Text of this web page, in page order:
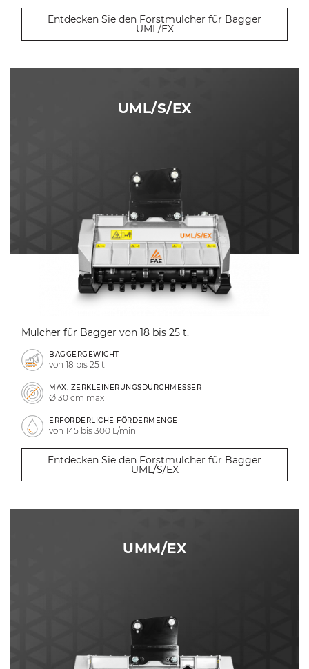
Entdecken Sie den Forstmulcher für Bagger
UML/EX
UML/S/EX
Mulcher für Bagger von 18 bis 25 t.
BAGGERGEWICHT
von 18 bis 25 t
MAX. ZERKLEINERUNGSDURCHMESSER
Ø 30 cm max
ERFORDERLICHE FÖRDERMENGE
von 145 bis 300 L/min
Entdecken Sie den Forstmulcher für Bagger
UML/S/EX
UMM/EX